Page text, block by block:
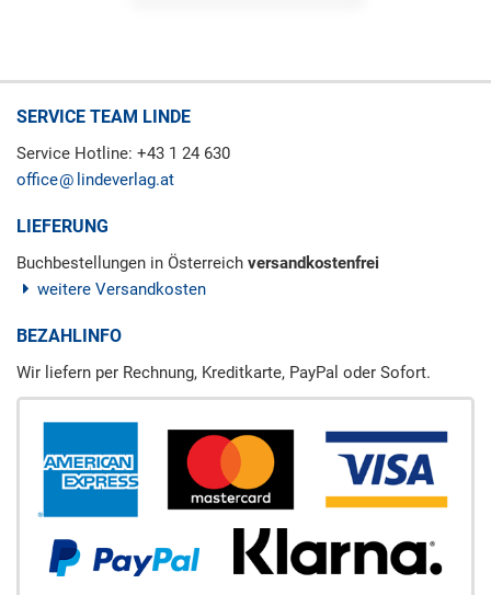
SERVICE TEAM LINDE
Service Hotline: +43 1 24 630
office
lindeverlag.at
LIEFERUNG
Buchbestellungen in Österreich versandkostenfrei
weitere Versandkosten
BEZAHLINFO
Wir liefern per Rechnung, Kreditkarte, PayPal oder Sofort.